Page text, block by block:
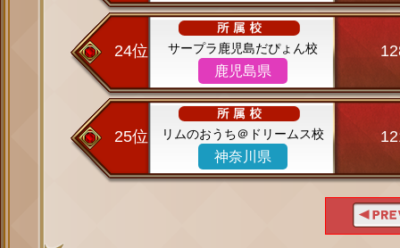
24位 サープラ鹿児島だぴょん校
鹿児島県
25位 リムのおうち＠ドリームス校
神奈川県